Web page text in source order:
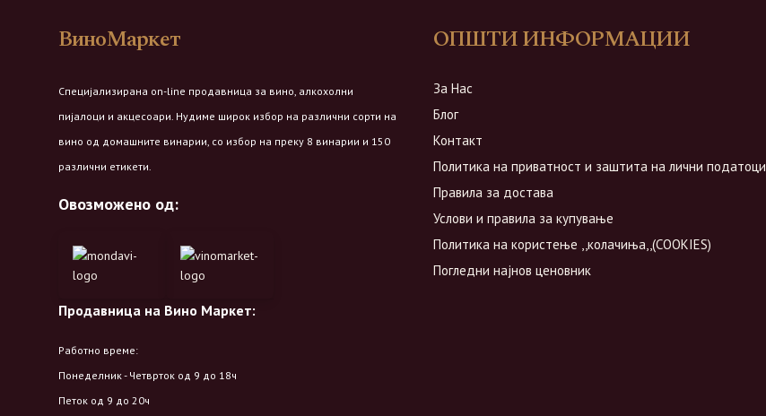
ВиноМаркет
Специјализирана on-line продавница за вино, алкохолни
пијалоци и акцесоари. Нудиме широк избор на различни сорти на
вино од домашните винарии, со избор на преку 8 винарии и 150
различни етикети.
Овозможено од:
Продавница на Вино Маркет:
Работно време:
Понеделник - Четврток од 9 до 18ч
Петок од 9 до 20ч
ОПШТИ ИНФОРМАЦИИ
За Нас
Блог
Контакт
Политика на приватност и заштита на лични податоци
Правила за достава
Услови и правила за купување
Политика на користење ,,колачиња,,(COOKIES)
Погледни најнов ценовник